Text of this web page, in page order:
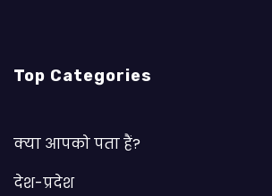
Top Categories
क्या आपको पता हैं?
देश-प्रदेश